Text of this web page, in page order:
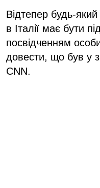
Відтепер будь-
в Італії має бути
посвідченням
довести, що був у
CNN.